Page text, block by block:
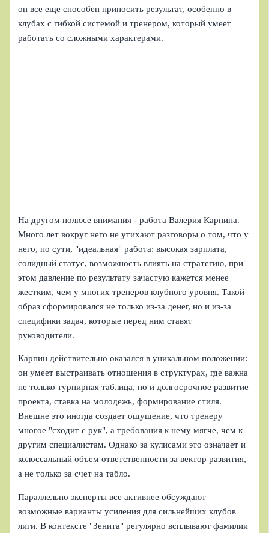
он все еще способен приносить результат, особенно в
клубах с гибкой системой и тренером, который умеет
работать со сложными характерами.
На другом полюсе внимания - работа Валерия Карпина.
Много лет вокруг него не утихают разговоры о том, что у
него, по сути, "идеальная" работа: высокая зарплата,
солидный статус, возможность влиять на стратегию, при
этом давление по результату зачастую кажется менее
жестким, чем у многих тренеров клубного уровня. Такой
образ сформировался не только из-за денег, но и из-за
специфики задач, которые перед ним ставят
руководители.
Карпин действительно оказался в уникальном положении:
он умеет выстраивать отношения в структурах, где важна
не только турнирная таблица, но и долгосрочное развитие
проекта, ставка на молодежь, формирование стиля.
Внешне это иногда создает ощущение, что тренеру
многое "сходит с рук", а требования к нему мягче, чем к
другим специалистам. Однако за кулисами это означает и
колоссальный объем ответственности за вектор развития,
а не только за счет на табло.
Параллельно эксперты все активнее обсуждают
возможные варианты усиления для сильнейших клубов
лиги. В контексте "Зенита" регулярно всплывают фамилии